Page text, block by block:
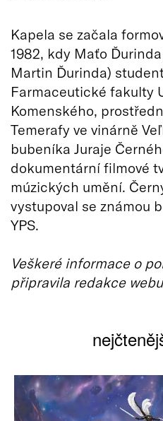
Kapela se začala
1982, kdy Maťo
Martin Ďurinda)
Farmaceutické fakulty
Komenského,
Temerafy ve vinárně
bubeníka Juraje
dokumentární filmové
múzických umění.
vystupoval se známou
YPS.
Veškeré informace o
připravila redakce